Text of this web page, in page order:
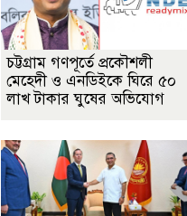
চট্টগ্রাম গণপূর্তে প্রকৌশলী
মেহেদী ও এনডিইকে ঘিরে ৫০
লাখ টাকার ঘুষের অভিযোগ